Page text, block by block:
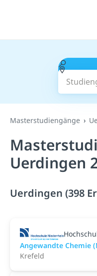
Masterstudiengänge
Uerdingen
Uerdingen (398
Angewandte Chemie
Krefeld